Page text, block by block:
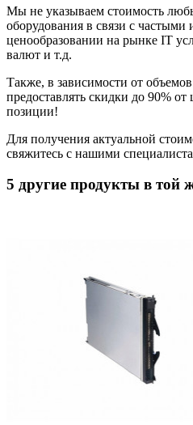
Мы не указываем стоимость
оборудования в связи с частыми
ценообразовании на рынке IT
валют и т.д.
Также, в зависимости от
предоставлять скидки до 90%
позиции!
Для получения актуальной
свяжитесь с нашими
5 другие продукты в той